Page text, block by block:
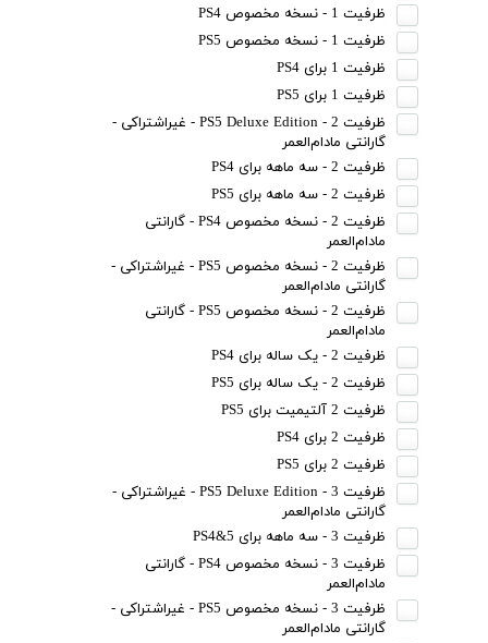
ظرفیت 1 - نسخه مخصوص PS4
ظرفیت 1 - نسخه مخصوص PS5
ظرفیت 1 برای PS4
ظرفیت 1 برای PS5
ظرفیت 2 - PS5 Deluxe Edition - غیراشتراکی -
گارانتی مادام‌العمر
ظرفیت 2 - سه ماهه برای PS4
ظرفیت 2 - سه ماهه برای PS5
ظرفیت 2 - نسخه مخصوص PS4 - گارانتی
مادام‌العمر
ظرفیت 2 - نسخه مخصوص PS5 - غیراشتراکی -
گارانتی مادام‌العمر
ظرفیت 2 - نسخه مخصوص PS5 - گارانتی
مادام‌العمر
ظرفیت 2 - یک ساله برای PS4
ظرفیت 2 - یک ساله برای PS5
ظرفیت 2 آلتیمیت برای PS5
ظرفیت 2 برای PS4
ظرفیت 2 برای PS5
ظرفیت 3 - PS5 Deluxe Edition - غیراشتراکی -
گارانتی مادام‌العمر
ظرفیت 3 - سه ماهه برای PS4&5
ظرفیت 3 - نسخه مخصوص PS4 - گارانتی
مادام‌العمر
ظرفیت 3 - نسخه مخصوص PS5 - غیراشتراکی -
گارانتی مادام‌العمر